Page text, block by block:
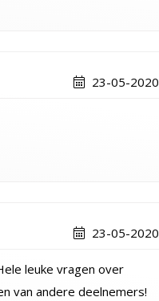
23-05-2020
23-05-2020
leuke vragen over
van andere deelnemers!